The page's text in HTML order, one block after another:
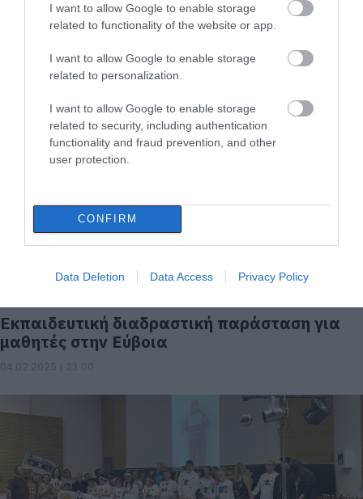
I want to allow Google to enable storage
related to functionality of the website or app.
I want to allow Google to enable storage
related to personalization.
I want to allow Google to enable storage
related to security, including authentication
functionality and fraud prevention, and other
user protection.
CONFIRM
Data Deletion Data Access Privacy Policy
Ο γέρος και η γριά που έγιναν… viral στη
04.03.2025 | 18:40
Εκπαιδευτική διαδραστική παράσταση για
μαθητές στην Εύβοια